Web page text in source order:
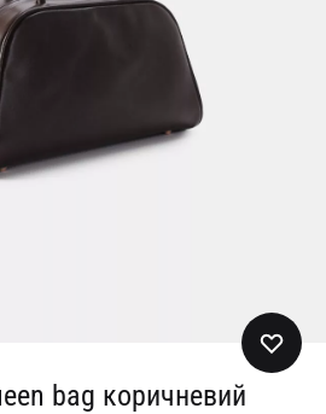
bag коричневий